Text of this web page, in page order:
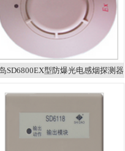
SD6800EX型防爆光电感烟探测器